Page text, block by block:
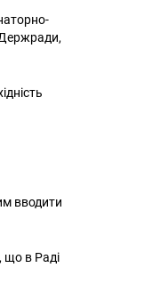
Держради,
вводити
що в Раді